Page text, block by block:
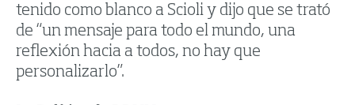
tenido como blanco a Scioli y dijo que se trató
de “un mensaje para todo el mundo, una
reflexión hacia a todos, no hay que
personalizarlo”.